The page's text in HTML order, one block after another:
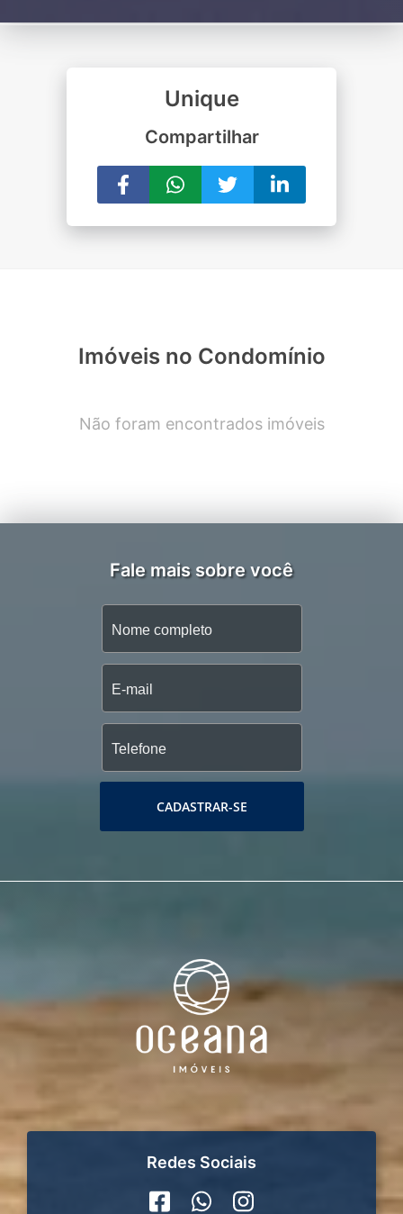
Unique
Compartilhar
Imóveis no Condomínio
Não foram encontrados imóveis
Fale mais sobre você
CADASTRAR-SE
Redes Sociais